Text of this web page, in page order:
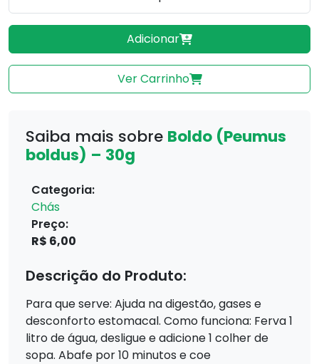
Adicionar
Ver Carrinho
Saiba mais sobre Boldo (Peumus
boldus) – 30g
Categoria:
Chás
Preço:
R$ 6,00
Descrição do Produto:
Para que serve: Ajuda na digestão, gases e
desconforto estomacal. Como funciona: Ferva 1
litro de água, desligue e adicione 1 colher de
sopa. Abafe por 10 minutos e coe